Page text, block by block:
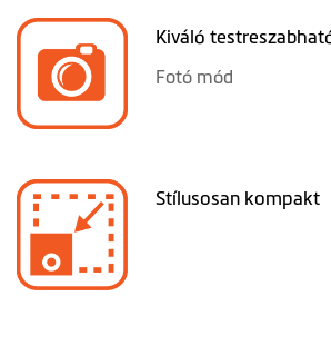
Kiváló
Fotó mód
Stílusosan kompakt